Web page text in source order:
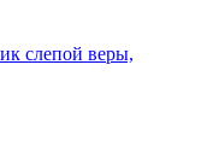
слепой веры,